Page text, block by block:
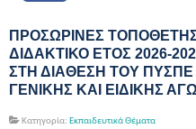
ΠΡΟΣΩΡΙΝΕΣ
ΔΙΔΑΚΤΙΚΟ ΕΤΟΣ 2026-
ΣΤΗ ΔΙΑΘΕΣΗ ΤΟΥ
ΓΕΝΙΚΗΣ ΚΑΙ ΕΙΔΙΚΗΣ
Κατηγορία: Εκπαιδευτικά Θέματα